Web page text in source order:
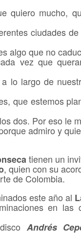
quiero mucho,
ciudades
algo que no
vez que
lo largo de
que estemos
dos. Por eso le
admiro y
tienen un
, quien con su
de Colombia.
este año al
en las
Andrés